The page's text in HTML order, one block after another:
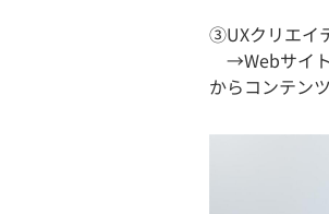
③UXクリエイ
→Webサイト
からコンテン